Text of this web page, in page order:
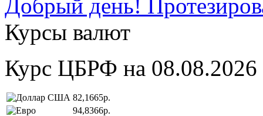
Добрый день!
Курсы валют
Курс ЦБРФ на 08.08.2026
82,1665р.
94,8366р.